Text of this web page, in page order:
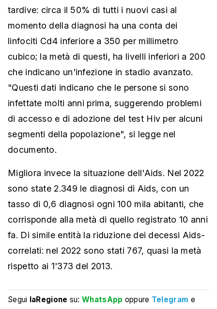
tardive: circa il 50% di tutti i nuovi casi al
momento della diagnosi ha una conta dei
linfociti Cd4 inferiore a 350 per millimetro
cubico; la metà di questi, ha livelli inferiori a 200
che indicano un'infezione in stadio avanzato.
"Questi dati indicano che le persone si sono
infettate molti anni prima, suggerendo problemi
di accesso e di adozione del test Hiv per alcuni
segmenti della popolazione", si legge nel
documento.
Migliora invece la situazione dell'Aids. Nel 2022
sono state 2.349 le diagnosi di Aids, con un
tasso di 0,6 diagnosi ogni 100 mila abitanti, che
corrisponde alla metà di quello registrato 10 anni
fa. Di simile entità la riduzione dei decessi Aids-
correlati: nel 2022 sono stati 767, quasi la metà
rispetto ai 1'373 del 2013.
Segui laRegione su:WhatsApp oppure Telegram e